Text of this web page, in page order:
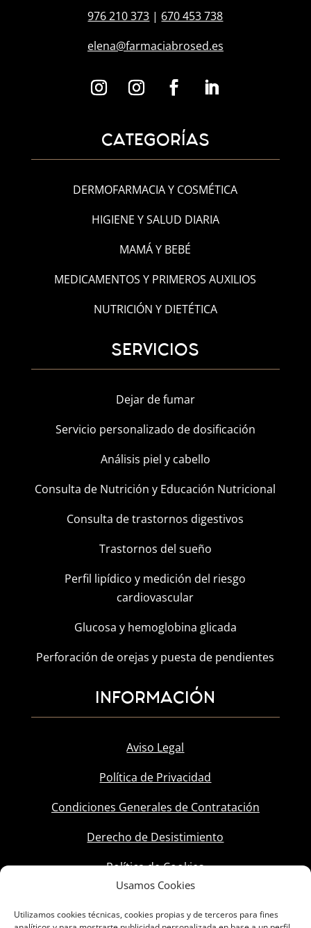
Usamos Cookies
Utilizamos cookies técnicas, cookies propias y de terceros para fines
976 210 373 | 670 453 738
elena@farmaciabrosed.es
CATEGORÍAS
DERMOFARMACIA Y COSMÉTICA
HIGIENE Y SALUD DIARIA
MAMÁ Y BEBÉ
MEDICAMENTOS Y PRIMEROS AUXILIOS
NUTRICIÓN Y DIETÉTICA
SERVICIOS
Dejar de fumar
Servicio personalizado de dosificación
Análisis piel y cabello
Consulta de Nutrición y Educación Nutricional
Consulta de trastornos digestivos
Trastornos del sueño
Perfil lipídico y medición del riesgo
cardiovascular
Glucosa y hemoglobina glicada
Perforación de orejas y puesta de pendientes
INFORMACIÓN
Aviso Legal
Política de Privacidad
Condiciones Generales de Contratación
Derecho de Desistimiento
Política de Cookies